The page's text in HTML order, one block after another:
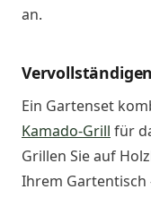
an.
Ein Gartenset
Kamado-Grill für
Grillen Sie auf
Ihrem